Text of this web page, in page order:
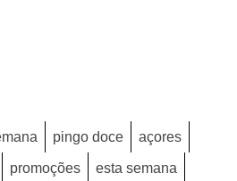
pingo doce açores
promoções esta semana